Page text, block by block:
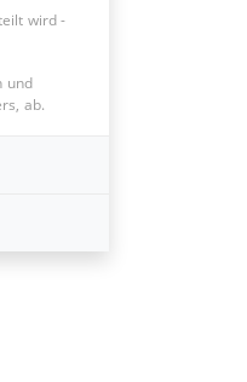
wird-
und
ab.